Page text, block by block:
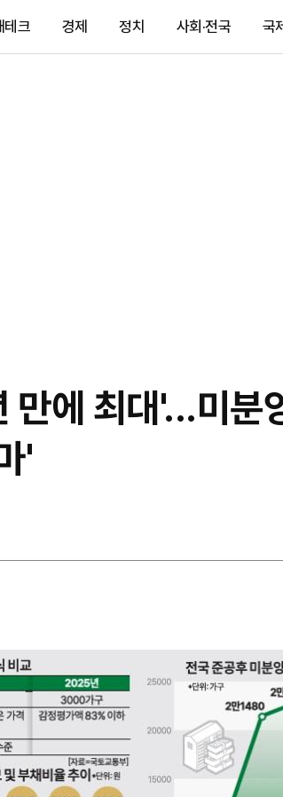
테크 경제 정치 사회·전국 국제
만에 최대'...미분
'